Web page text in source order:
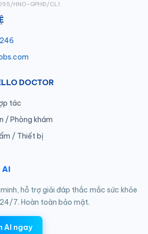
HNO-GPHĐ/CL1
DOCTOR
tác
/ Phòng khám
/ Thiết bị
AI
hỗ trợ giải đáp thắc mắc sức khỏe
7. Hoàn toàn bảo mật.
AI ngay